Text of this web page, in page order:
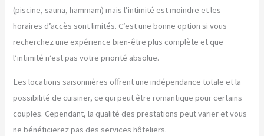
(piscine, sauna, hammam) mais l’intimité est moindre et les
horaires d’accès sont limités. C’est une bonne option si vous
recherchez une expérience bien-être plus complète et que
l’intimité n’est pas votre priorité absolue.
Les locations saisonnières offrent une indépendance totale et la
possibilité de cuisiner, ce qui peut être romantique pour certains
couples. Cependant, la qualité des prestations peut varier et vous
ne bénéficierez pas des services hôteliers.